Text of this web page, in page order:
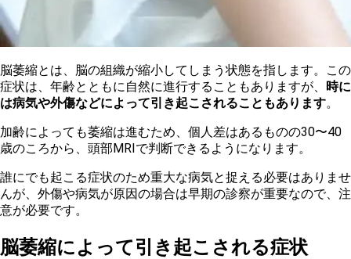
脳萎縮とは、脳の組織が縮小してしまう状態を指します。この
症状は、年齢とともに自然に進行することもありますが、 時に
は病気や外傷などによって引き起こされることもあります。
加齢によっても萎縮は進むため、個人差はあるものの30〜40
歳のころから、頭部MRIで判断できるようになります。
誰にでも起こる症状のため重大な病気と捉える必要はありませ
んが、外傷や病気が原因の場合は早期の診察が重要なので、注
意が必要です。
脳萎縮によって引き起こされる症状